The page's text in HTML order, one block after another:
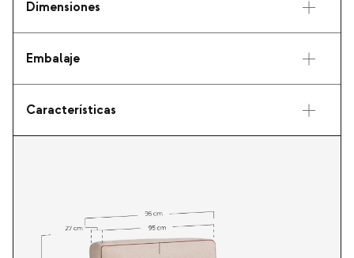
Dimensiones
Embalaje
Características